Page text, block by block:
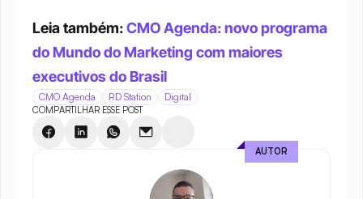
Leia também: CMO Agenda: novo programa
do Mundo do Marketing com maiores
executivos do Brasil
CMO Agenda RD Station Digital
COMPARTILHAR ESSE POST
AUTOR